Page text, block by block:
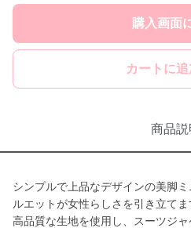
購入画面
カートに
商品説
シンプルで上品なデザインの美脚
ルエットが女性らしさを引き立てま
高品質な生地を使用し、スーツジ